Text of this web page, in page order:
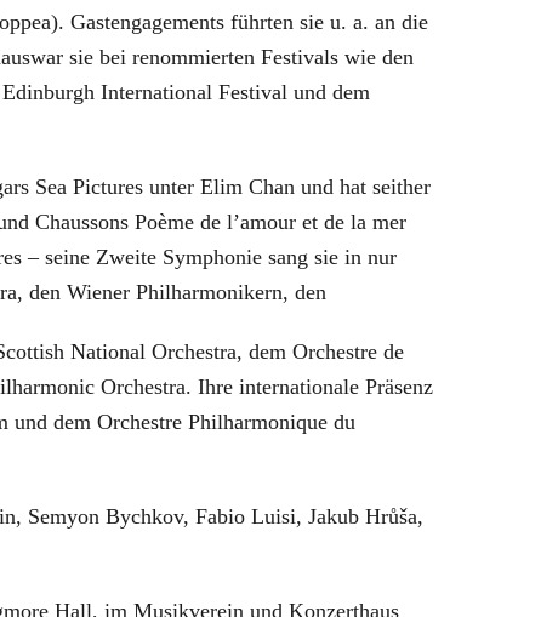
Gastengagements führten sie u. a. an die
sie bei renommierten Festivals wie den
International Festival und dem
Sea Pictures unter Elim Chan und hat seither
Chaussons Poème de l’amour et de la mer
– seine Zweite Symphonie sang sie in nur
den Wiener Philharmonikern, den
National Orchestra, dem Orchestre de
Orchestra. Ihre internationale Präsenz
dem Orchestre Philharmonique du
Semyon Bychkov, Fabio Luisi, Jakub Hrůša,
Hall, im Musikverein und Konzerthaus